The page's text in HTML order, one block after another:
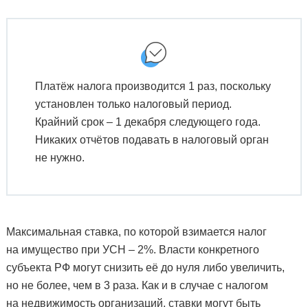
Платёж налога производится 1 раз, поскольку
установлен только налоговый период.
Крайний срок – 1 декабря следующего года.
Никаких отчётов подавать в налоговый орган
не нужно.
Максимальная ставка, по которой взимается налог
на имущество при УСН – 2%. Власти конкретного
субъекта РФ могут снизить её до нуля либо увеличить,
но не более, чем в 3 раза. Как и в случае с налогом
на недвижимость организаций, ставки могут быть